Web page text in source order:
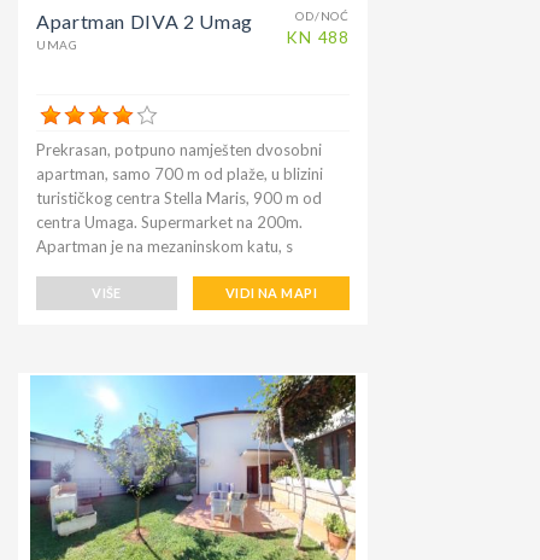
OD/NOĆ
KN 488
Apartman DIVA 2 Umag
UMAG
Prekrasan, potpuno namješten dvosobni
apartman, samo 700 m od plaže, u blizini
turističkog centra Stella Maris, 900 m od
centra Umaga. Supermarket na 200m.
Apartman je na mezaninskom katu, s
jedna s tušem i jedna s kadom, dnevnim
bežičnim internetom i TV-om. Ima parking,
terasu i vrt s roštiljem. Smještaj pogodan za
parove ili obitelji s djecom.
VIŠE VIDI NA MAPI